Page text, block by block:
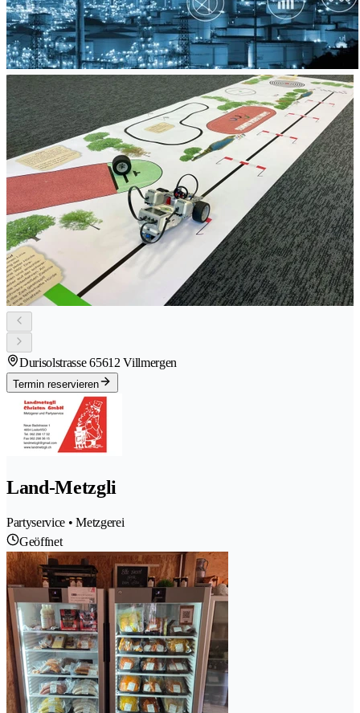
Durisolstrasse 65612 Villmergen
Termin reservieren
Land-Metzgli
Partyservice • Metzgerei
Geöffnet